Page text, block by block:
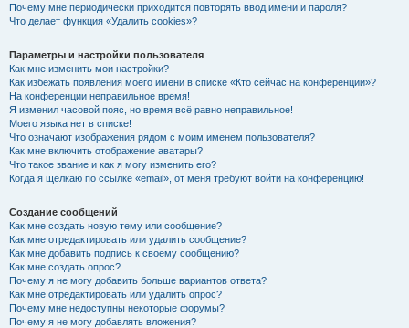
Почему мне периодически приходится повторять ввод имени и пароля?
Что делает функция «Удалить cookies»?
Параметры и настройки пользователя
Как мне изменить мои настройки?
Как избежать появления моего имени в списке «Кто сейчас на конференции»?
На конференции неправильное время!
Я изменил часовой пояс, но время всё равно неправильное!
Моего языка нет в списке!
Что означают изображения рядом с моим именем пользователя?
Как мне включить отображение аватары?
Что такое звание и как я могу изменить его?
Когда я щёлкаю по ссылке «email», от меня требуют войти на конференцию!
Создание сообщений
Как мне создать новую тему или сообщение?
Как мне отредактировать или удалить сообщение?
Как мне добавить подпись к своему сообщению?
Как мне создать опрос?
Почему я не могу добавить больше вариантов ответа?
Как мне отредактировать или удалить опрос?
Почему мне недоступны некоторые форумы?
Почему я не могу добавлять вложения?